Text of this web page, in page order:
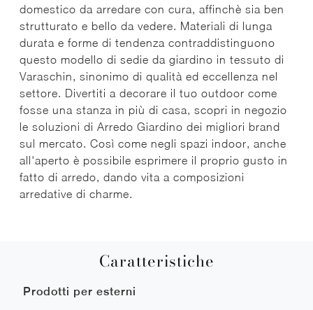
domestico da arredare con cura, affinchè sia ben
strutturato e bello da vedere. Materiali di lunga
durata e forme di tendenza contraddistinguono
questo modello di sedie da giardino in tessuto di
Varaschin, sinonimo di qualità ed eccellenza nel
settore. Divertiti a decorare il tuo outdoor come
fosse una stanza in più di casa, scopri in negozio
le soluzioni di Arredo Giardino dei migliori brand
sul mercato. Così come negli spazi indoor, anche
all'aperto è possibile esprimere il proprio gusto in
fatto di arredo, dando vita a composizioni
arredative di charme.
Caratteristiche
Prodotti per esterni